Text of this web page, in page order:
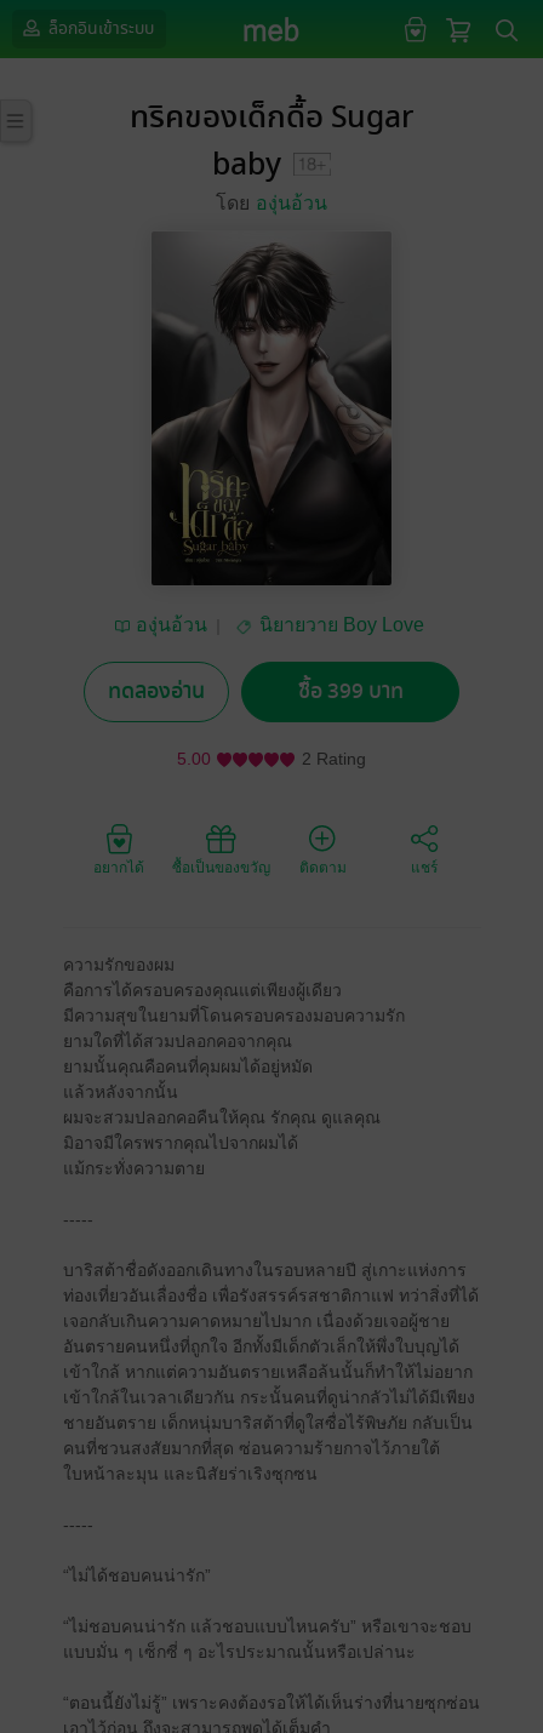
ล็อกอินเข้าระบบ
ทริคของเด็กดื้อ Sugar
baby
โดย องุ่นอ้วน
องุ่นอ้วน
นิยายวาย Boy Love
ทดลองอ่าน ซื้อ 399 บาท
5.00 2 Rating
อยากได้ ซื้อเป็นของขวัญ ติดตาม แชร์
ความรักของผม
คือการได้ครอบครองคุณแต่เพียงผู้เดียว
มีความสุขในยามที่โดนครอบครองมอบความรัก
ยามใดที่ได้สวมปลอกคอจากคุณ
ยามนั้นคุณคือคนที่คุมผมได้อยู่หมัด
แล้วหลังจากนั้น
ผมจะสวมปลอกคอคืนให้คุณ รักคุณ ดูแลคุณ
มิอาจมีใครพรากคุณไปจากผมได้
แม้กระทั่งความตาย
-----
บาริสต้าชื่อดังออกเดินทางในรอบหลายปี สู่เกาะแห่งการ
ท่องเที่ยวอันเลื่องชื่อ เพื่อรังสรรค์รสชาติกาแฟ ทว่าสิ่งที่ได้
เจอกลับเกินความคาดหมายไปมาก เนื่องด้วยเจอผู้ชาย
อันตรายคนหนึ่งที่ถูกใจ อีกทั้งมีเด็กตัวเล็กให้พึ่งใบบุญได้
เข้าใกล้ หากแต่ความอันตรายเหลือล้นนั้นก็ทำให้ไม่อยาก
เข้าใกล้ในเวลาเดียวกัน กระนั้นคนที่ดูน่ากลัวไม่ได้มีเพียง
ชายอันตราย เด็กหนุ่มบาริสต้าที่ดูใสซื่อไร้พิษภัย กลับเป็น
คนที่ชวนสงสัยมากที่สุด ซ่อนความร้ายกาจไว้ภายใต้
ใบหน้าละมุน และนิสัยร่าเริงซุกซน
-----
“ไม่ได้ชอบคนน่ารัก”
“ไม่ชอบคนน่ารัก แล้วชอบแบบไหนครับ” หรือเขาจะชอบ
แบบมั่น ๆ เซ็กซี่ ๆ อะไรประมาณนั้นหรือเปล่านะ
“ตอนนี้ยังไม่รู้” เพราะคงต้องรอให้ได้เห็นร่างที่นายซุกซ่อน
เอาไว้ก่อน ถึงจะสามารถพูดได้เต็มคำ